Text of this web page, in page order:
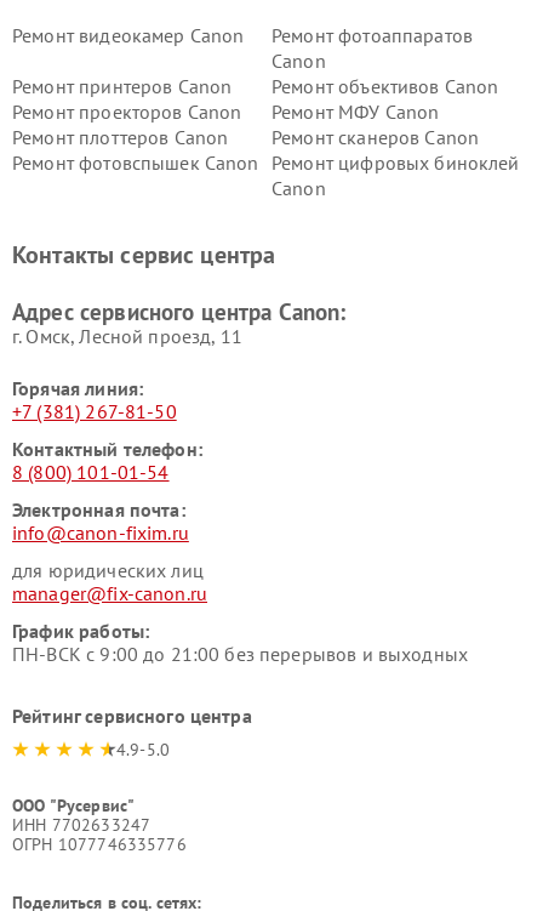
Ремонт видеокамер Canon
Ремонт фотоаппаратов
Canon
Ремонт принтеров Canon
Ремонт объективов Canon
Ремонт проекторов Canon
Ремонт МФУ Canon
Ремонт плоттеров Canon
Ремонт сканеров Canon
Ремонт фотовспышек Canon
Ремонт цифровых биноклей
Canon
Контакты сервис центра
Адрес сервисного центра Canon:
г. Омск, ​Лесной проезд, 11
Горячая линия:
+7 (381) 267-81-50
Контактный телефон:
8 (800) 101-01-54
Электронная почта:
info@canon-fixim.ru
для юридических лиц
manager@fix-canon.ru
График работы:
ПН-ВСК с 9:00 до 21:00 без перерывов и выходных
Рейтинг сервисного центра
4.9-5.0
ООО "Русервис"
ИНН 7702633247
ОГРН 1077746335776
Поделиться в соц. сетях: